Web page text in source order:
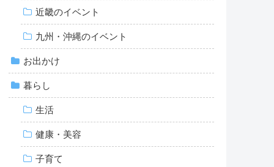
近畿のイベント
九州・沖縄のイベント
お出かけ
暮らし
生活
健康・美容
子育て